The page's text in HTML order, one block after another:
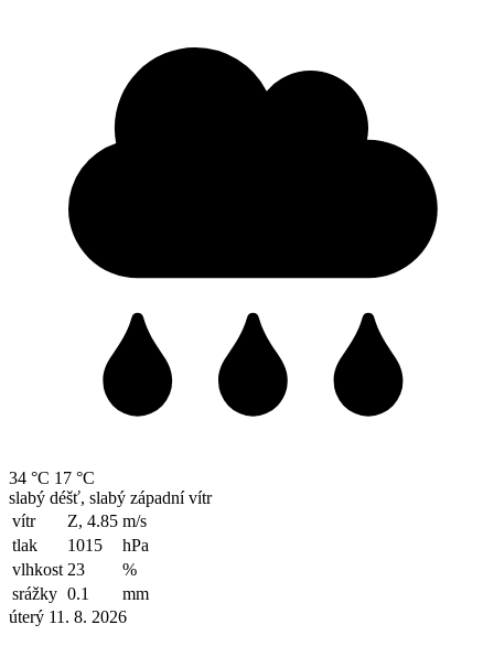
34 °C 17 °C
slabý déšť, slabý západní vítr
vítr
Z, 4.85 m/s
tlak
1015
hPa
vlhkost 23
%
srážky 0.1
mm
úterý 11. 8. 2026